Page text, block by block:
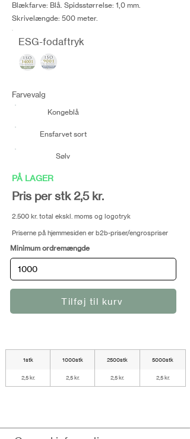
Blækfarve: Blå. Spidsstørrelse: 1,0 mm.
Skrivelængde: 500 meter.
ESG-fodaftryk
Farvevalg
Kongeblå
Ensfarvet sort
Sølv
PÅ LAGER
Pris per stk 2,5 kr.
2.500 kr. total ekskl. moms og logotryk
Priserne på hjemmesiden er b2b-priser/engrospriser
Minimum ordremængde
Tilføj til kurv
1stk 1000stk 2500stk 5000stk
2,5 kr. 2,5 kr. 2,5 kr. 2,5 kr.